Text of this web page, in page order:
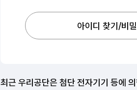
아이디 찾기/비
최근 우리공단은 첨단 전자기기 등에